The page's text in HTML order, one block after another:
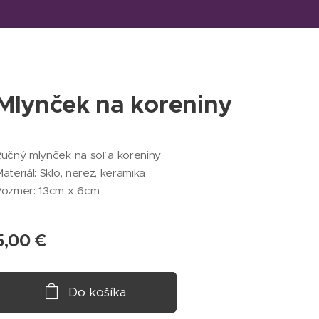
na koreniny
mlynček na soľ a koreniny
Sklo, nerez, keramika
13cm x 6cm
€
Do košíka